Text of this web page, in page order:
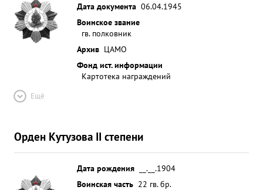
Дата документа 06.04.1945
Воинское звание
гв. полковник
Архив ЦАМО
Фонд ист. информации
Картотека награждений
Ещё
Орден Кутузова II степени
Дата рождения
__.__.1904
Воинская часть 22 гв. бр.